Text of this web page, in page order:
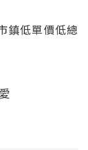
鎮低單價低總